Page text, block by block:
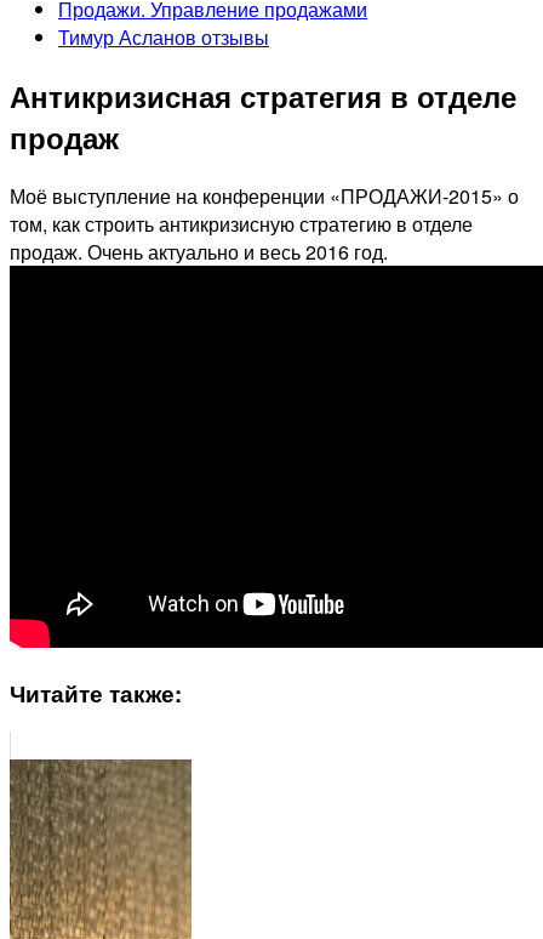
Продажи. Управление продажами
Тимур Асланов отзывы
Антикризисная стратегия в отделе
продаж
Моё выступление на конференции «ПРОДАЖИ-2015» о
том, как строить антикризисную стратегию в отделе
продаж. Очень актуально и весь 2016 год.
Читайте также: